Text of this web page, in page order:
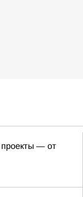
— от